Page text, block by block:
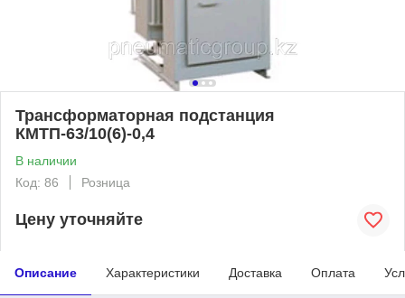
Трансформаторная подстанция
КМТП-63/10(6)-0,4
В наличии
Код: 86
Розница
Цену уточняйте
Описание Характеристики Доставка Оплата